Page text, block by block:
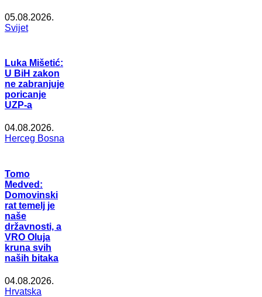
05.08.2026.
Svijet
Luka Mišetić:
U BiH zakon
ne zabranjuje
poricanje
UZP-a
04.08.2026.
Herceg Bosna
Tomo
Medved:
Domovinski
rat temelj je
naše
državnosti, a
VRO Oluja
kruna svih
naših bitaka
04.08.2026.
Hrvatska